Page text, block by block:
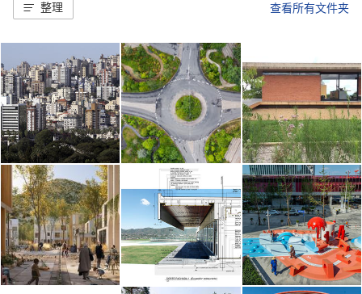
整理 查看所有文件夹